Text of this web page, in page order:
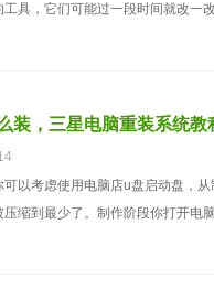
具，它们可能过一段时间就改一
装，三星电脑重装系统教
以考虑使用电脑店u盘启动盘，
缩到最少了。制作阶段你打开电